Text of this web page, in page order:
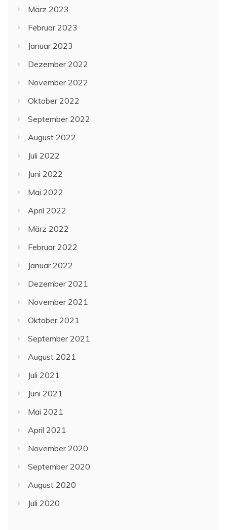
März 2023
Februar 2023
Januar 2023
Dezember 2022
November 2022
Oktober 2022
September 2022
August 2022
Juli 2022
Juni 2022
Mai 2022
April 2022
März 2022
Februar 2022
Januar 2022
Dezember 2021
November 2021
Oktober 2021
September 2021
August 2021
Juli 2021
Juni 2021
Mai 2021
April 2021
November 2020
September 2020
August 2020
Juli 2020